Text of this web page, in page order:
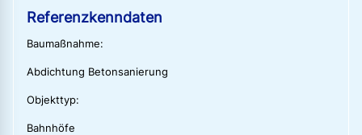
Referenzkenndaten
Baumaßnahme:
Abdichtung Betonsanierung
Objekttyp:
Bahnhöfe